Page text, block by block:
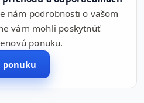
nám podrobnosti o vašom
vám mohli poskytnúť
ponuku.
ponuku